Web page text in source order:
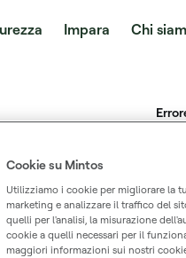
Impara Chi
Cookie su Mintos
Utilizziamo i cookie per migliorare la
marketing e analizzare il traffico del
quelli per l'analisi, la misurazione
cookie a quelli necessari per il
maggiori informazioni sui nostri